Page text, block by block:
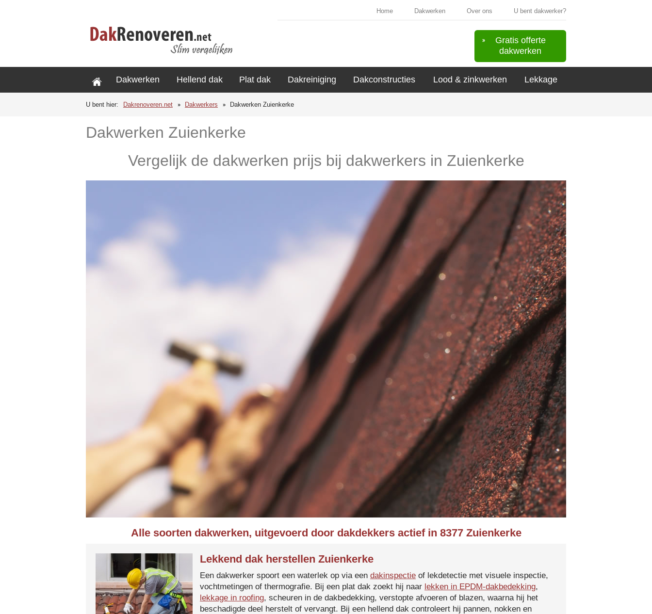
Home Dakwerken Over ons U bent dakwerker?
Gratis offerte
dakwerken
Dakwerken Hellend dak Plat dak Dakreiniging Dakconstructies Lood & zinkwerken Lekkage
U bent hier: Dakrenoveren.net Dakwerkers Dakwerken Zuienkerke
Dakwerken Zuienkerke
Vergelijk de dakwerken prijs bij dakwerkers in Zuienkerke
Alle soorten dakwerken, uitgevoerd door dakdekkers actief in 8377 Zuienkerke
Lekkend dak herstellen Zuienkerke
Een dakwerker spoort een waterlek op via een dakinspectie of lekdetectie met visuele inspectie,
vochtmetingen of thermografie. Bij een plat dak zoekt hij naar lekken in EPDM-dakbedekking,
lekkage in roofing, scheuren in de dakbedekking, verstopte afvoeren of blazen, waarna hij het
beschadigde deel herstelt of vervangt. Bij een hellend dak controleert hij pannen, nokken en